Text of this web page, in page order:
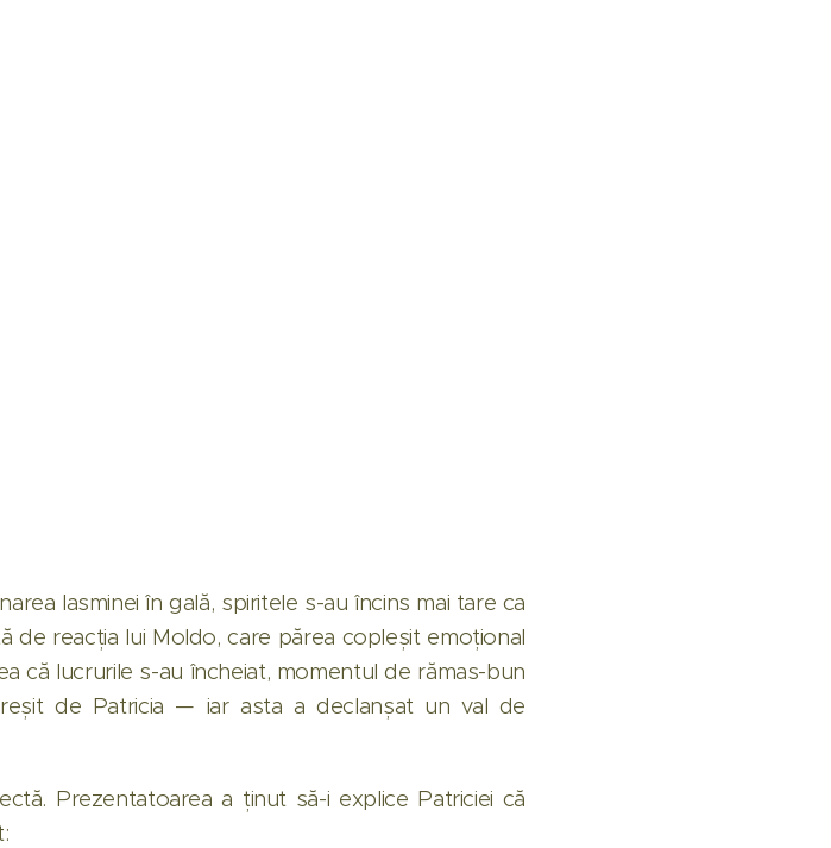
Iasminei în gală, spiritele s-au încins mai tare ca
de reacția lui Moldo, care părea copleșit emoțional
că lucrurile s-au încheiat, momentul de rămas-bun
de Patricia — iar asta a declanșat un val de
Prezentatoarea a ținut să-i explice Patriciei că